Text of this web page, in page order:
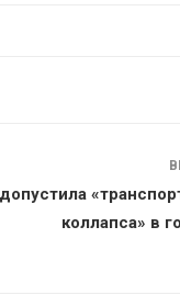
коллапса» в